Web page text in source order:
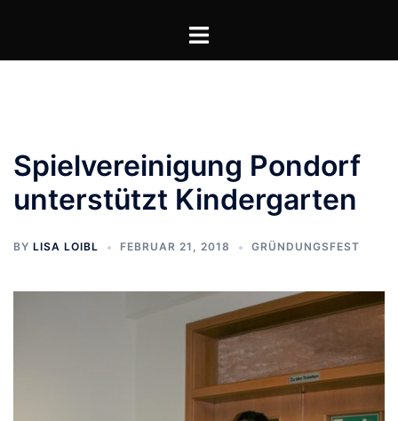
springen
Toggle
Spielvereinigung Pondorf
unterstützt Kindergarten
BY LISA LOIBL FEBRUAR 21, 2018 GRÜNDUNGSFEST